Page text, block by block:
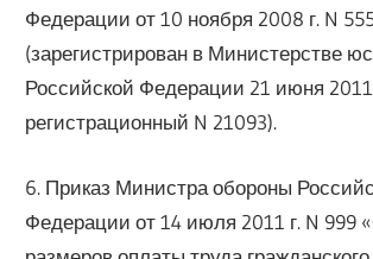
Федерации от 10 ноября 2008 г. N
(зарегистрирован в Министерстве
Российской Федерации 21 июня 2011
регистрационный N 21093).
6. Приказ Министра обороны
Федерации от 14 июля 2011 г. N 999